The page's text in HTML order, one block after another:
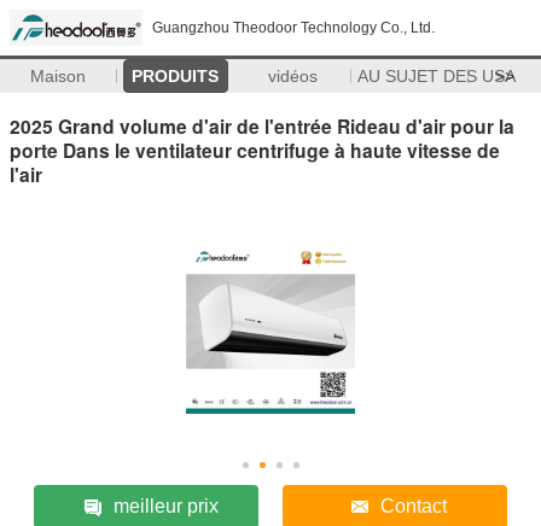
Guangzhou Theodoor Technology Co., Ltd.
Maison PRODUITS vidéos AU SUJET DES USA
>>
2025 Grand volume d'air de l'entrée Rideau d'air pour la
porte Dans le ventilateur centrifuge à haute vitesse de
l'air
meilleur prix Contact